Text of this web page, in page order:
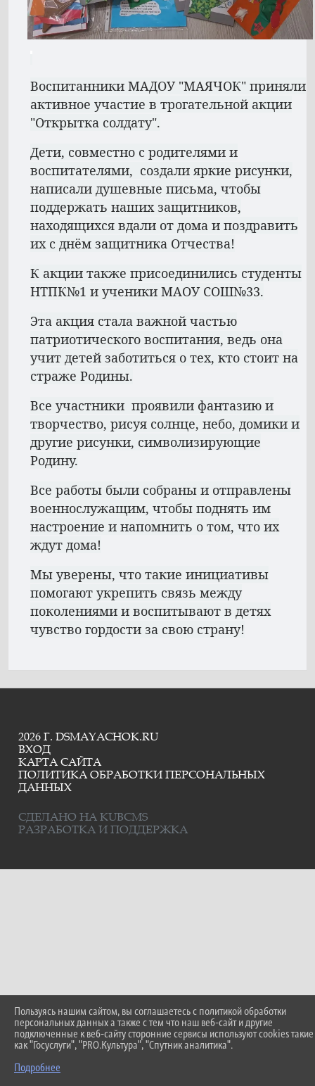
Воспитанники МАДОУ "МАЯЧОК" приняли
активное участие в трогательной акции
"Открытка солдату".
Дети, совместно с родителями и
воспитателями, создали яркие рисунки,
написали душевные письма, чтобы
поддержать наших защитников,
находящихся вдали от дома и поздравить
их с днём защитника Отчества!
К акции также присоединились студенты
НТПК№1 и ученики МАОУ СОШ№33.
Эта акция стала важной частью
патриотического воспитания, ведь она
учит детей заботиться о тех, кто стоит на
страже Родины.
Все участники проявили фантазию и
творчество, рисуя солнце, небо, домики и
другие рисунки, символизирующие
Родину.
Все работы были собраны и отправлены
военнослужащим, чтобы поднять им
настроение и напомнить о том, что их
ждут дома!
Мы уверены, что такие инициативы
помогают укрепить связь между
поколениями и воспитывают в детях
чувство гордости за свою страну!
2026 Г. DSMAYACHOK.RU
ВХОД
КАРТА САЙТА
ПОЛИТИКА ОБРАБОТКИ ПЕРСОНАЛЬНЫХ
ДАННЫХ
СДЕЛАНО НА KUBCMS
РАЗРАБОТКА И ПОДДЕРЖКА
Пользуясь нашим сайтом, вы соглашаетесь с политикой обработки
персональных данных а также с тем что наш веб-сайт и другие
подключенные к веб-сайту сторонние сервисы используют cookies такие
как "Госуслуги", "PRO.Культура", "Спутник аналитика".
Подробнее